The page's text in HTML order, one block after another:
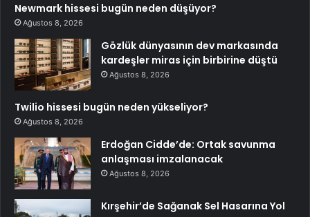
Newmark hissesi bugün neden düşüyor?
Ağustos 8, 2026
Gözlük dünyasının dev markasında
kardeşler miras için birbirine düştü
Ağustos 8, 2026
Twilio hissesi bugün neden yükseliyor?
Ağustos 8, 2026
Erdoğan Cidde’de: Ortak savunma
anlaşması imzalanacak
Ağustos 8, 2026
Kırşehir’de Sağanak Sel Hasarına Yol